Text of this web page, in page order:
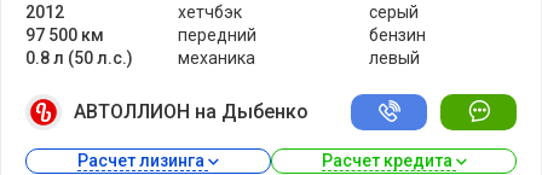
2012
97 500 км
0.8 л (50 л.с.)
хетчбэк
передний
механика
серый
бензин
левый
АВТОЛЛИОН на Дыбенко
Расчет лизинга Расчет кредита